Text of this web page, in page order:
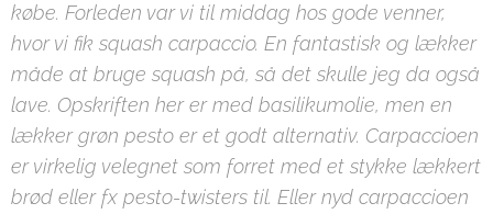
købe. Forleden var vi til middag hos gode venner,
hvor vi fik squash carpaccio. En fantastisk og lækker
måde at bruge squash på, så det skulle jeg da også
lave. Opskriften her er med basilikumolie, men en
lækker grøn pesto er et godt alternativ. Carpaccioen
er virkelig velegnet som forret med et stykke lækkert
brød eller fx pesto-twisters til. Eller nyd carpaccioen